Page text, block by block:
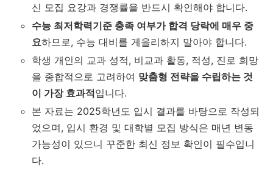
신 모집 요강과 경쟁률을 반드시 확인해야 합니다.
수능 최저학력기준 충족 여부가 합격 당락에 매우 중
요하므로, 수능 대비를 게을리하지 말아야 합니다.
학생 개인의 교과 성적, 비교과 활동, 적성, 진로 희망
을 종합적으로 고려하여 맞춤형 전략을 수립하는 것
이 가장 효과적입니다.
본 자료는 2025학년도 입시 결과를 바탕으로 작성되
었으며, 입시 환경 및 대학별 모집 방식은 매년 변동
가능성이 있으니 꾸준한 최신 정보 확인이 필수입니
다.